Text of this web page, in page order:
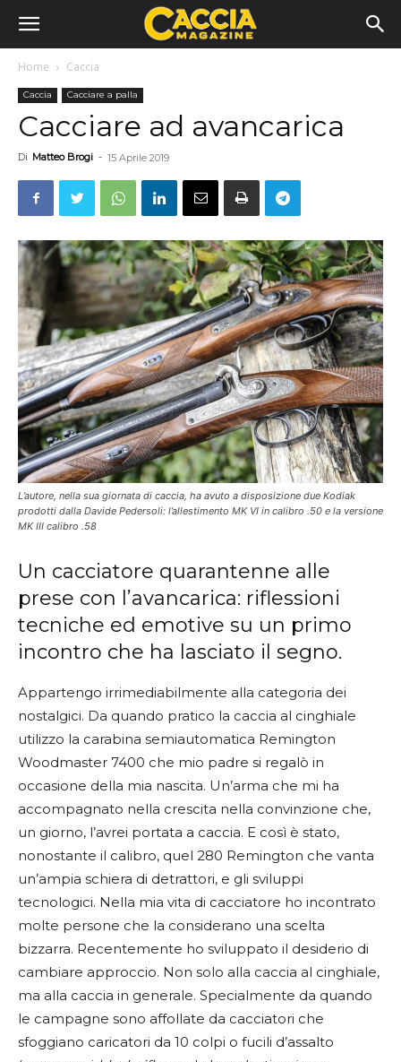
Home Caccia
Caccia Cacciare a palla
Cacciare ad avancarica
Di Matteo Brogi - 15 Aprile 2019
L’autore, nella sua giornata di caccia, ha avuto a disposizione due Kodiak
prodotti dalla Davide Pedersoli: l’allestimento MK VI in calibro .50 e la versione
MK III calibro .58
Un cacciatore quarantenne alle
prese con l’avancarica: riflessioni
tecniche ed emotive su un primo
incontro che ha lasciato il segno.
Appartengo irrimediabilmente alla categoria dei
nostalgici. Da quando pratico la caccia al cinghiale
utilizzo la carabina semiautomatica Remington
Woodmaster 7400 che mio padre si regalò in
occasione della mia nascita. Un’arma che mi ha
accompagnato nella crescita nella convinzione che,
un giorno, l’avrei portata a caccia. E così è stato,
nonostante il calibro, quel 280 Remington che vanta
un’ampia schiera di detrattori, e gli sviluppi
tecnologici. Nella mia vita di cacciatore ho incontrato
molte persone che la considerano una scelta
bizzarra. Recentemente ho sviluppato il desiderio di
cambiare approccio. Non solo alla caccia al cinghiale,
ma alla caccia in generale. Specialmente da quando
le campagne sono affollate da cacciatori che
sfoggiano caricatori da 10 colpi o fucili d’assalto